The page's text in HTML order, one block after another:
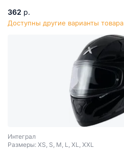
362 р.
Доступны другие варианты товара
Интеграл
Размеры: XS, S, M, L, XL, XXL